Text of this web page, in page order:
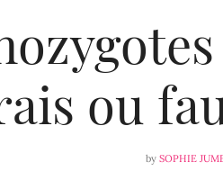
ou
by SOPHIE